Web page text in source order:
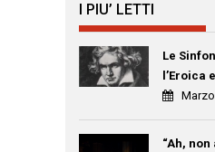
I PIU’ LETTI
Le
l’Eroica
“Ah, non